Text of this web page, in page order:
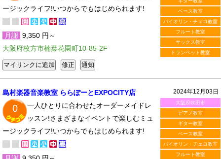
ベース教室
バイオリン・チェロ教室
フルート教室
サックス教室
トランペット教室
ージックライフ!いつからでもはじめられます!
月謝 9,350 円～
大阪府枚方市楠葉花園町10-85-2F
2024年12月03日
大阪府吹田市
ピアノ教室
ギター教室
ベース教室
バイオリン・チェロ教室
フルート教室
島村楽器音楽教室 ららぽーとEXPOCITY店
0
一人ひとりに合わせたオーダーメイドレ
ッスン!さまざまなイベントで楽しむミュ
ージックライフ!いつからでもはじめられます!